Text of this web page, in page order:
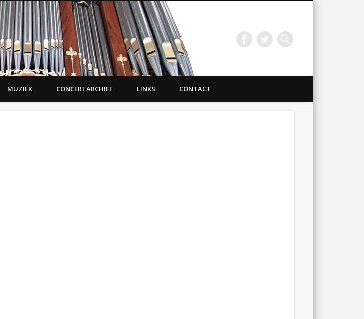
MUZIEK CONCERTARCHIEF LINKS CONTACT